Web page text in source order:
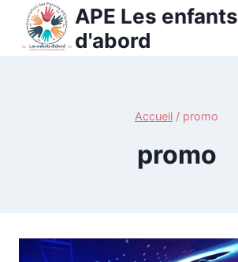
contenu
APE Les enfants
d'abord
Accueil / promo
promo